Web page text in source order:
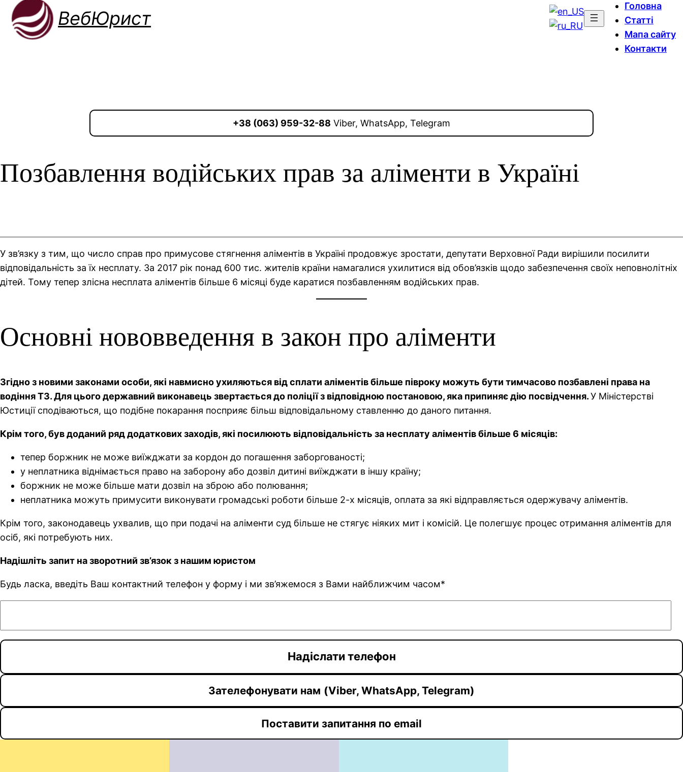
ВебЮрист
Головна
Статті
Мапа сайту
Контакти
+38 (063) 959-32-88 Viber, WhatsApp, Telegram
Позбавлення водійських прав за аліменти в Україні
У зв’язку з тим, що число справ про примусове стягнення аліментів в Україні продовжує зростати, депутати Верховної Ради вирішили посилити
відповідальність за їх несплату. За 2017 рік понад 600 тис. жителів країни намагалися ухилитися від обов’язків щодо забезпечення своїх неповнолітніх
дітей. Тому тепер злісна несплата аліментів більше 6 місяці буде каратися позбавленням водійських прав.
Основні нововведення в закон про аліменти
Згідно з новими законами особи, які навмисно ухиляються від сплати аліментів більше півроку можуть бути тимчасово позбавлені права на
водіння ТЗ. Для цього державний виконавець звертається до поліції з відповідною постановою, яка припиняє дію посвідчення.У Міністерстві
Юстиції сподіваються, що подібне покарання посприяє більш відповідальному ставленню до даного питання.
Крім того, був доданий ряд додаткових заходів, які посилюють відповідальність за несплату аліментів більше 6 місяців:
тепер боржник не може виїжджати за кордон до погашення заборгованості;
у неплатника віднімається право на заборону або дозвіл дитині виїжджати в іншу країну;
боржник не може більше мати дозвіл на зброю або полювання;
неплатника можуть примусити виконувати громадські роботи більше 2-х місяців, оплата за які відправляється одержувачу аліментів.
Крім того, законодавець ухвалив, що при подачі на аліменти суд більше не стягує ніяких мит і комісій. Це полегшує процес отримання аліментів для
осіб, які потребують них.
Надішліть запит на зворотний зв’язок з нашим юристом
Будь ласка, введіть Ваш контактний телефон у форму і ми зв’яжемося з Вами найближчим часом*
Зателефонувати нам (Viber, WhatsApp, Telegram)
Поставити запитання по email